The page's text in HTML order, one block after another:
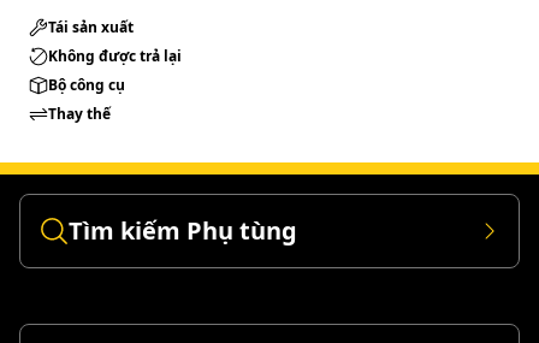
Tái sản xuất
Không được trả lại
Bộ công cụ
Thay thế
Tìm kiếm Phụ tùng